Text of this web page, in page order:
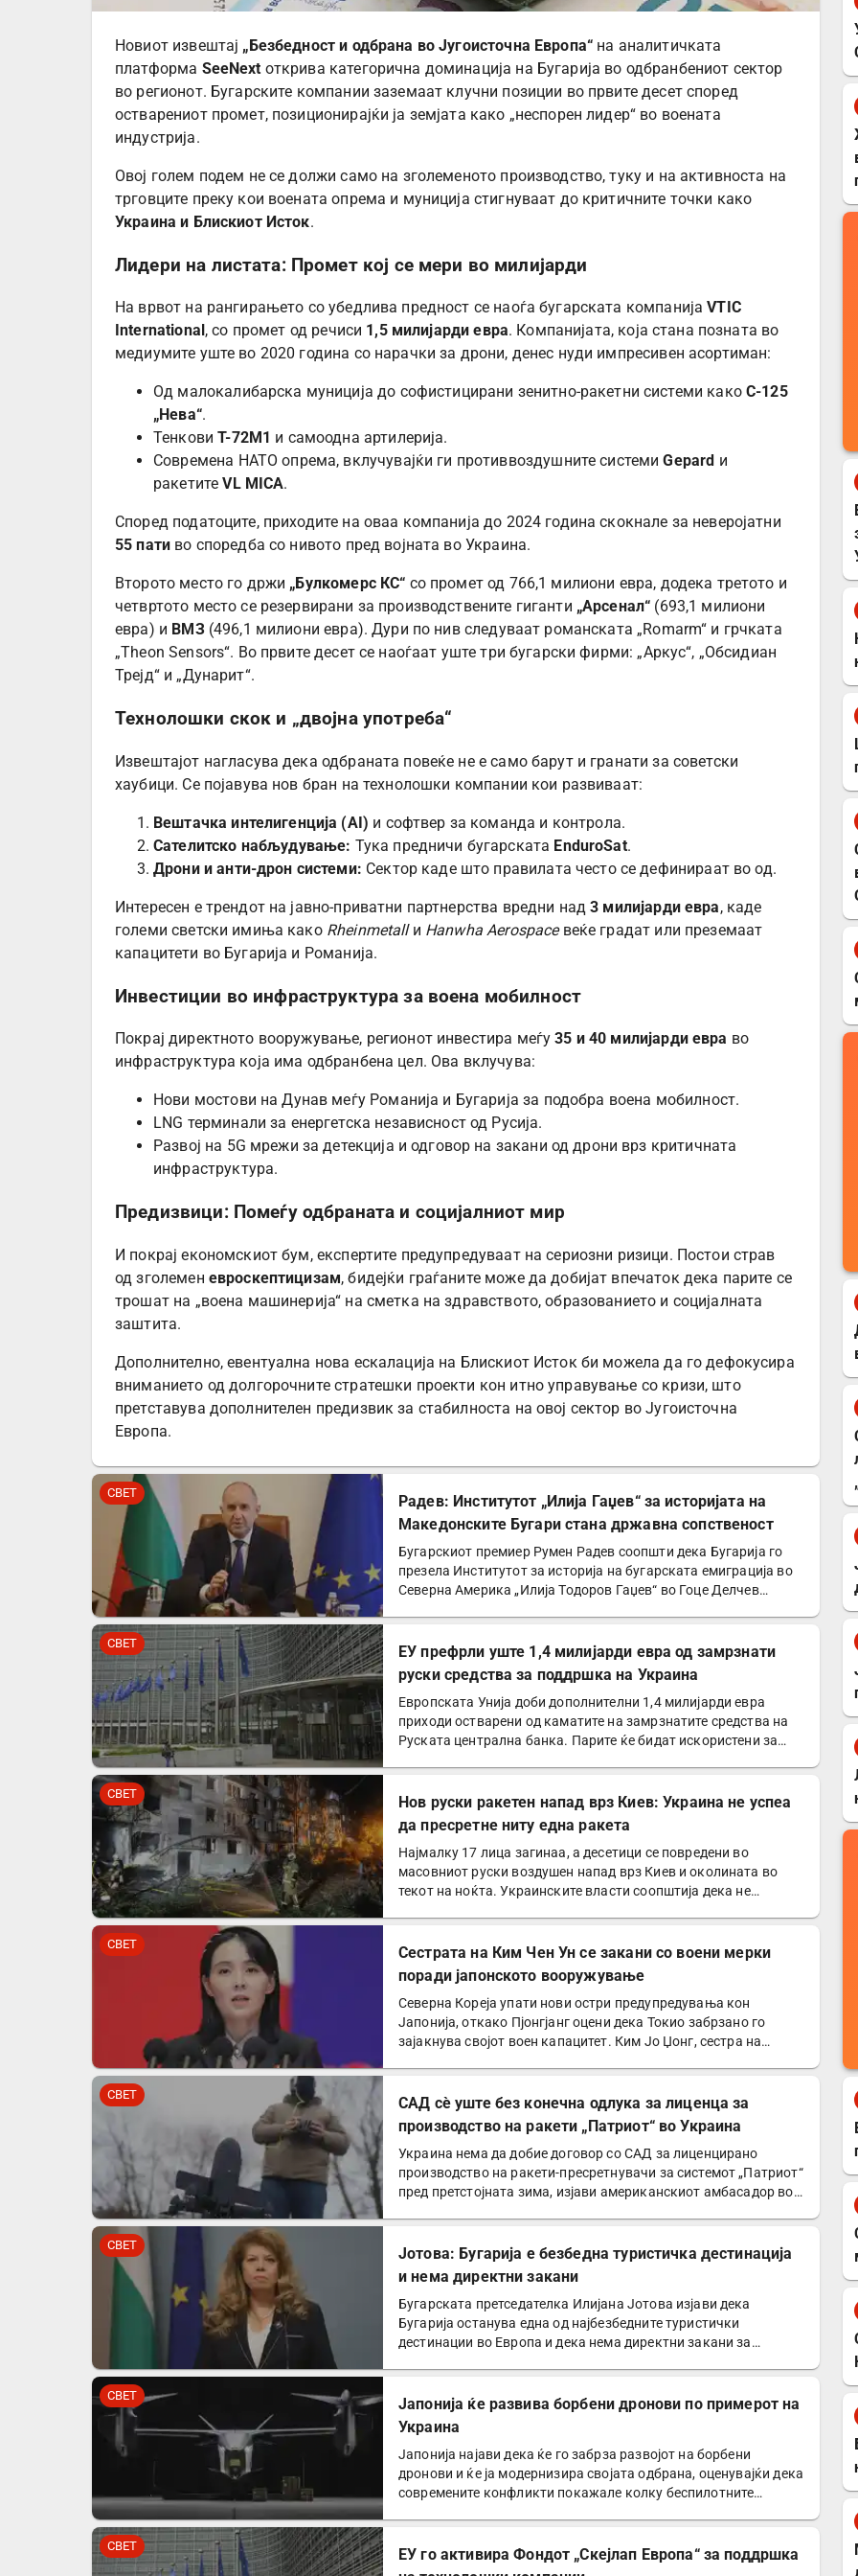
Новиот извештај „Безбедност и одбрана во Југоисточна Европа“ на аналитичката
платформа SeeNext открива категорична доминација на Бугарија во одбранбениот сектор
во регионот. Бугарските компании заземаат клучни позиции во првите десет според
остварениот промет, позиционирајќи ја земјата како „неспорен лидер“ во воената
индустрија.
Овој голем подем не се должи само на зголеменото производство, туку и на активноста на
трговците преку кои воената опрема и муниција стигнуваат до критичните точки како
Украина и Блискиот Исток.
Лидери на листата: Промет кој се мери во милијарди
На врвот на рангирањето со убедлива предност се наоѓа бугарската компанијаVTIC
International , со промет од речиси 1,5 милијарди евра. Компанијата, која стана позната во
медиумите уште во 2020 година со нарачки за дрони, денес нуди импресивен асортиман:
Од малокалибарска муниција до софистицирани зенитно-ракетни системи како С-125
„Нева“.
ТенковиТ-72М1 и самоодна артилерија.
Современа НАТО опрема, вклучувајќи ги противвоздушните системиGepard и
ракетитеVL MICA.
Според податоците, приходите на оваа компанија до 2024 година скокнале за неверојатни
55 пати во споредба со нивото пред војната во Украина.
Второто место го држи „Булкомерс КС“ со промет од 766,1 милиони евра, додека третото и
четвртото место се резервирани за производствените гиганти „Арсенал“ (693,1 милиони
евра) и ВМЗ(496,1 милиони евра). Дури по нив следуваат романската „Romarm“ и грчката
„Theon Sensors“. Во првите десет се наоѓаат уште три бугарски фирми: „Аркус“, „Обсидиан
Трејд“ и „Дунарит“.
Технолошки скок и „двојна употреба“
Извештајот нагласува дека одбраната повеќе не е само барут и гранати за советски
хаубици. Се појавува нов бран на технолошки компании кои развиваат:
Вештачка интелигенција (AI) и софтвер за команда и контрола.
Сателитско набљудување: Тука предничи бугарската EnduroSat.
Дрони и анти-дрон системи: Сектор каде што правилата често се дефинираат во од.
Интересен е трендот на јавно-приватни партнерства вредни над3 милијарди евра, каде
големи светски имиња како Rheinmetallи Hanwha Aerospaceвеќе градат или преземаат
капацитети во Бугарија и Романија.
Инвестиции во инфраструктура за воена мобилност
Покрај директното вооружување, регионот инвестира меѓу35 и 40 милијарди евра во
инфраструктура која има одбранбена цел. Ова вклучува:
Нови мостови на Дунав меѓу Романија и Бугарија за подобра воена мобилност.
LNG терминали за енергетска независност од Русија.
Развој на 5G мрежи за детекција и одговор на закани од дрони врз критичната
инфраструктура.
Предизвици: Помеѓу одбраната и социјалниот мир
И покрај економскиот бум, експертите предупредуваат на сериозни ризици. Постои страв
од зголемен евроскептицизам, бидејќи граѓаните може да добијат впечаток дека парите се
трошат на „воена машинерија“ на сметка на здравството, образованието и социјалната
заштита.
Дополнително, евентуална нова ескалација на Блискиот Исток би можела да го дефокусира
вниманието од долгорочните стратешки проекти кон итно управување со кризи, што
претставува дополнителен предизвик за стабилноста на овој сектор во Југоисточна
Европа.
СВЕТ
Радев: Институтот „Илија Гаџев“ за историјата на
Македонските Бугари стана државна сопственост
Бугарскиот премиер Румен Радев соопшти дека Бугарија го
презела Институтот за историја на бугарската емиграција во
Северна Америка „Илија Тодоров Гаџев“ во Гоце Делчев…
СВЕТ
ЕУ префрли уште 1,4 милијарди евра од замрзнати
руски средства за поддршка на Украина
Европската Унија доби дополнителни 1,4 милијарди евра
приходи остварени од каматите на замрзнатите средства на
Руската централна банка. Парите ќе бидат искористени за…
СВЕТ
Нов руски ракетен напад врз Киев: Украина не успеа
да пресретне ниту една ракета
Најмалку 17 лица загинаа, а десетици се повредени во
масовниот руски воздушен напад врз Киев и околината во
текот на ноќта. Украинските власти соопштија дека не
СВЕТ
Сестрата на Ким Чен Ун се закани со воени мерки
поради јапонското вооружување
Северна Кореја упати нови остри предупредувања кон
Јапонија, откако Пјонгјанг оцени дека Токио забрзано го
зајакнува својот воен капацитет. Ким Јо Џонг, сестра на…
СВЕТ
САД сè уште без конечна одлука за лиценца за
производство на ракети „Патриот“ во Украина
Украина нема да добие договор со САД за лиценцирано
производство на ракети-пресретнувачи за системот „Патриот“
пред претстојната зима, изјави американскиот амбасадор во…
СВЕТ
Јотова: Бугарија е безбедна туристичка дестинација
и нема директни закани
Бугарската претседателка Илијана Јотова изјави дека
Бугарија останува една од најбезбедните туристички
дестинации во Европа и дека нема директни закани за
СВЕТ
Јапонија ќе развива борбени дронови по примерот на
Украина
Јапонија најави дека ќе го забрза развојот на борбени
дронови и ќе ја модернизира својата одбрана, оценувајќи дека
современите конфликти покажале колку беспилотните…
СВЕТ
ЕУ го активира Фондот „Скејлап Европа“ за поддршка